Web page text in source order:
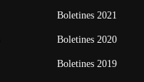
Boletines 2021
Boletines 2020
Boletines 2019